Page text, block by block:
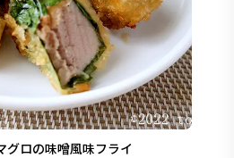
グロの味噌風味フライ